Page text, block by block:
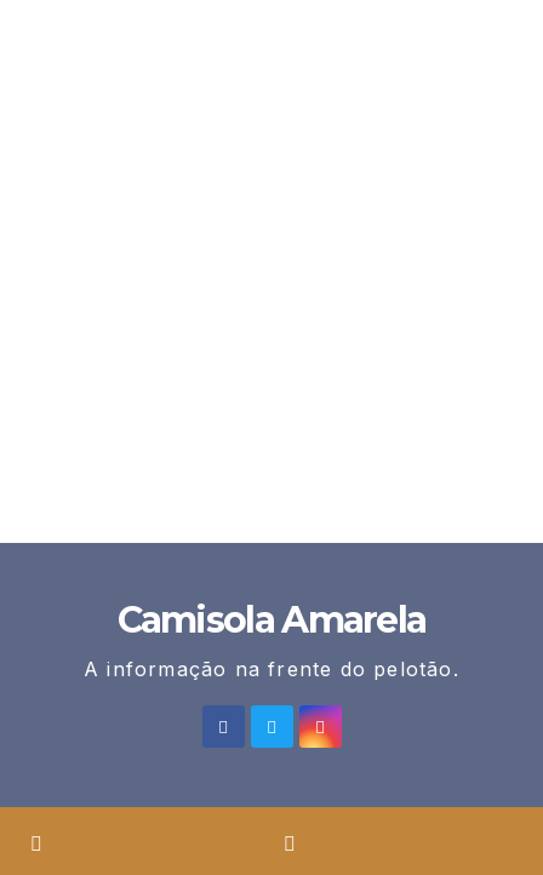
Camisola Amarela
A informação na frente do pelotão.